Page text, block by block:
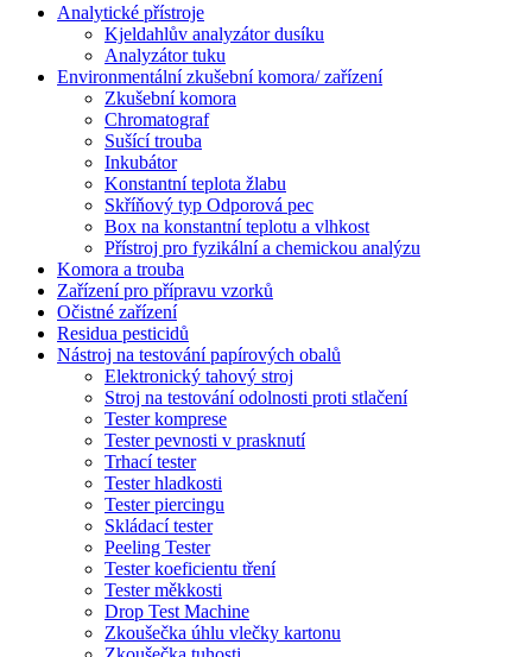
Analytické přístroje
Kjeldahlův analyzátor dusíku
Analyzátor tuku
Environmentální zkušební komora/ zařízení
Zkušební komora
Chromatograf
Sušící trouba
Inkubátor
Konstantní teplota žlabu
Skříňový typ Odporová pec
Box na konstantní teplotu a vlhkost
Přístroj pro fyzikální a chemickou analýzu
Komora a trouba
Zařízení pro přípravu vzorků
Očistné zařízení
Residua pesticidů
Nástroj na testování papírových obalů
Elektronický tahový stroj
Stroj na testování odolnosti proti stlačení
Tester komprese
Tester pevnosti v prasknutí
Trhací tester
Tester hladkosti
Tester piercingu
Skládací tester
Peeling Tester
Tester koeficientu tření
Tester měkkosti
Drop Test Machine
Zkoušečka úhlu vlečky kartonu